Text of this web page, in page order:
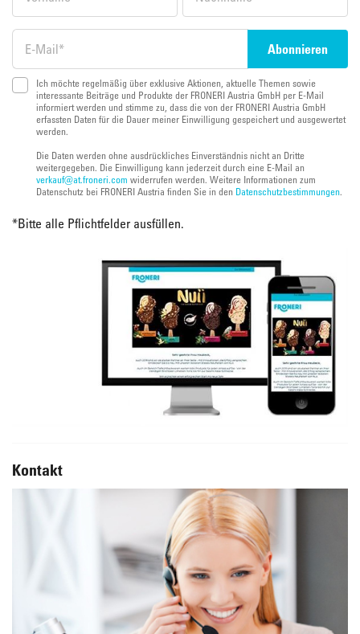
Ich möchte regelmäßig über exklusive Aktionen, aktuelle Themen sowie
interessante Beiträge und Produkte der FRONERI Austria GmbH per E-Mail
informiert werden und stimme zu, dass die von der FRONERI Austria GmbH
erfassten Daten für die Dauer meiner Einwilligung gespeichert und ausgewertet
werden.
Die Daten werden ohne ausdrückliches Einverständnis nicht an Dritte
weitergegeben. Die Einwilligung kann jederzeit durch eine E-Mail an
verkauf@at.froneri.com widerrufen werden. Weitere Informationen zum
Datenschutz bei FRONERI Austria finden Sie in den Datenschutzbestimmungen.
*Bitte alle Pflichtfelder ausfüllen.
Kontakt